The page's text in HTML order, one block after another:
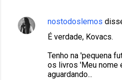
nostodoslemos
É verdade, Kovacs.
Tenho na 'pequena
os livros 'Meu nome
aguardando...